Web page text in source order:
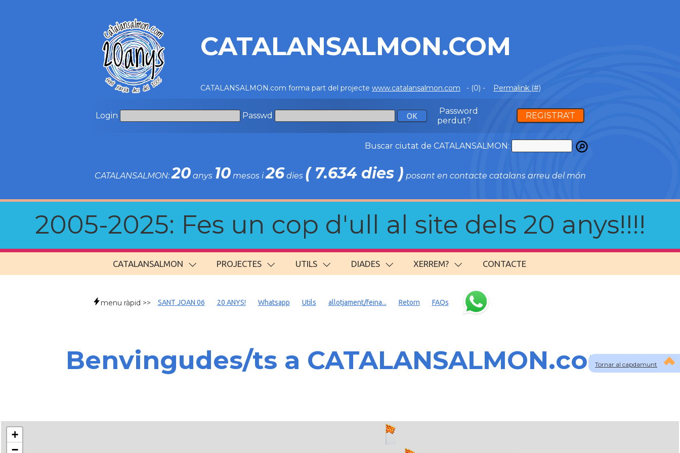
CATALANSALMON.COM
CATALANSALMON.com forma part del projecte www.catalansalmon.com - (0) - Permalink (#)
Login Passwd
Password
perdut?
REGISTRA'T
Buscar ciutat de CATALANSALMON:
CATALANSALMON:20anys 10mesos i26dies ( 7.634 dies ) posant en contacte catalans arreu del món
2005-2025: Fes un cop d'ull al site dels 20 anys!!!!
CATALANSALMON PROJECTES UTILS DIADES XERREM? CONTACTE
Tornar al capdamunt
menu ràpid >> SANT JOAN 06 20 ANYS! Whatsapp Utils allotjament/feina... Retorn FAQs
Benvingudes/ts a CATALANSALMON.com
+
−